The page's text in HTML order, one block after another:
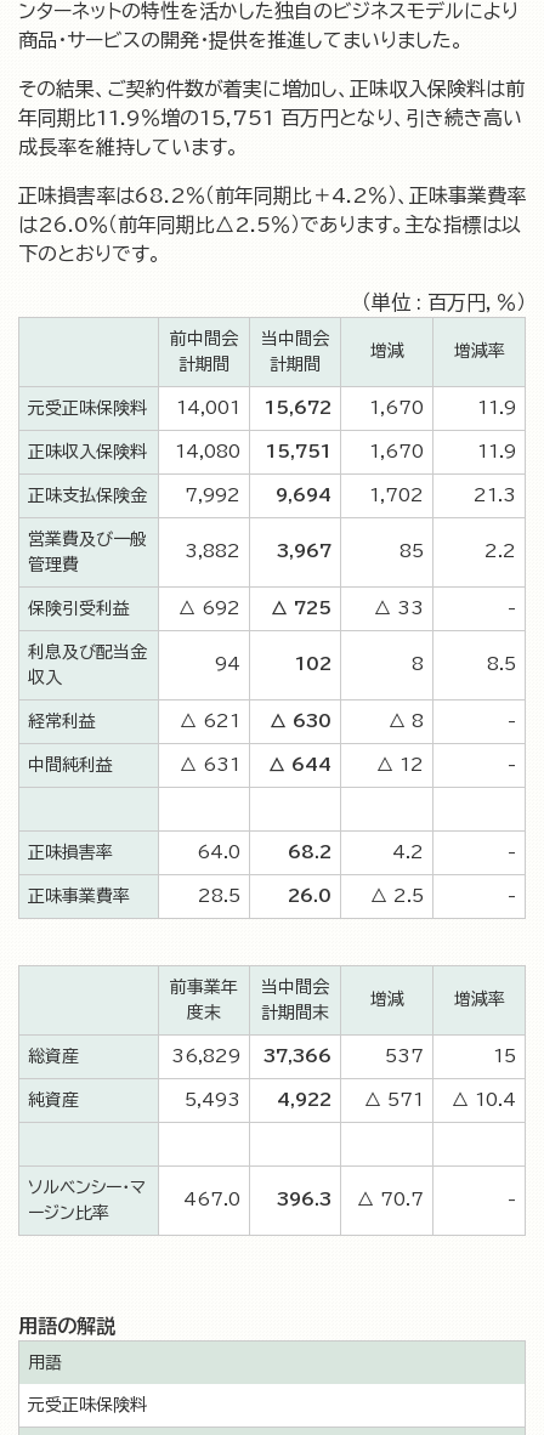
ンターネットの特性を活かした独自のビジネスモデルにより
商品・サービスの開発・提供を推進してまいりました。
その結果、ご契約件数が着実に増加し、正味収入保険料は前
年同期比11.9％増の15,751 百万円となり、引き続き高い
成長率を維持しています。
正味損害率は68.2％（前年同期比＋4.2％）、正味事業費率
は26.0％（前年同期比△2.5％）であります。主な指標は以
下のとおりです。
（単位 : 百万円，％）
前中間会
計期間
当中間会
計期間
増減 増減率
元受正味保険料 14,001 15,672 1,670 11.9
正味収入保険料 14,080 15,751 1,670 11.9
正味支払保険金 7,992 9,694 1,702 21.3
営業費及び一般
管理費
3,882 3,967 85 2.2
保険引受利益 △ 692 △ 725 △ 33 -
利息及び配当金
収入
94 102 8 8.5
経常利益 △ 621 △ 630 △ 8 -
中間純利益 △ 631 △ 644 △ 12 -
正味損害率 64.0 68.2 4.2 -
正味事業費率 28.5 26.0 △ 2.5 -
前事業年
度末
当中間会
計期間末
増減 増減率
総資産 36,829 37,366 537 15
純資産 5,493 4,922 △ 571 △ 10.4
ソルベンシー・マ
ージン比率
467.0 396.3 △ 70.7 -
用語の解説
元受正味保険料